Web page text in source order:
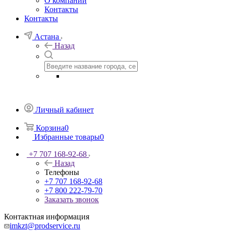
Контакты
Контакты
Астана
Назад
Личный кабинет
Корзина0
Избранные товары0
+7 707 168-92-68
Назад
Телефоны
+7 707 168-92-68
+7 800 222-79-70
Заказать звонок
Контактная информация
imkzt@prodservice.ru